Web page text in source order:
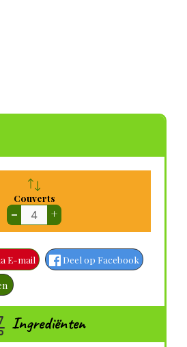
Couverts
– +
E-mail Deel op Facebook
Ingrediënten